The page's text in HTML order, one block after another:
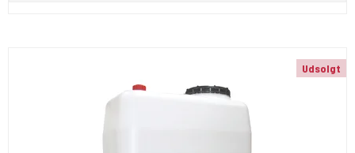
Udsolgt